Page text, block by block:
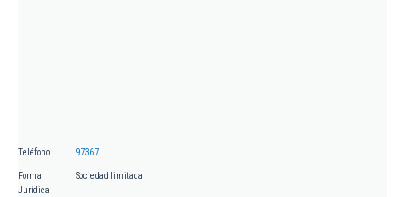
Teléfono 97367...
Forma
Jurídica
Sociedad limitada